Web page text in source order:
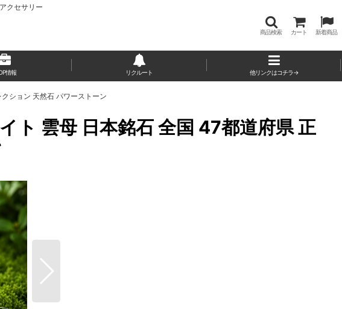
クセサリー
商品検索 カート 新着商品
情報 リクルート 他リンクはコチラ→
ション 天然石 パワーストーン
ト 雲母 日本銘石 全国 47都道府県 正